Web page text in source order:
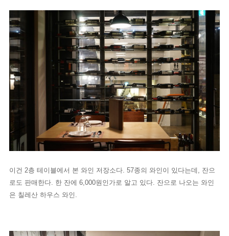
이건 2층 테이블에서 본 와인 저장소다. 57종의 와인이 있다는데, 잔으
로도 판매한다. 한 잔에 6,000원인가로 알고 있다. 잔으로 나오는 와인
은 칠레산 하우스 와인.